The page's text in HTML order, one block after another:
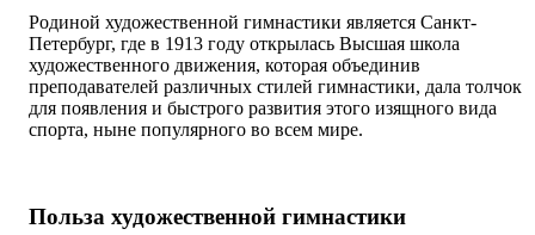
Родиной художественной гимнастики является Санкт-
Петербург, где в 1913 году открылась Высшая школа
художественного движения, которая объединив
преподавателей различных стилей гимнастики, дала толчок
для появления и быстрого развития этого изящного вида
спорта, ныне популярного во всем мире.
Польза художественной гимнастики